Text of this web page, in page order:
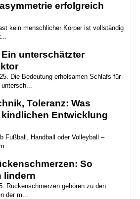
erfolgreich
kein menschlicher Körper ist vollständig
unterschätzter
Die Bedeutung erholsamen Schlafs für
Toleranz: Was
Entwicklung
Fußball, Handball oder Volleyball –
So
lindern
Rückenschmerzen gehören zu den
der m...